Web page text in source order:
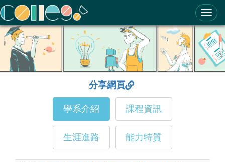
ColleGo! 大學選才與高中育才輔助系統
分享網頁
學系介紹 課程資訊
生涯進路 能力特質